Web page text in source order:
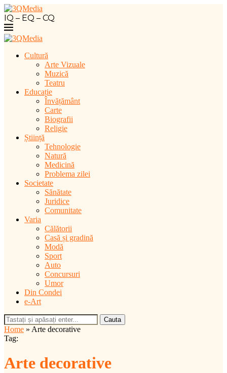
IQ – EQ – CQ
Cultură
Arte Vizuale
Muzică
Teatru
Educație
Învățământ
Carte
Biografii
Religie
Știință
Tehnologie
Natură
Medicină
Problema zilei
Societate
Sănătate
Juridice
Comunitate
Varia
Călătorii
Casă și gradină
Modă
Sport
Auto
Concursuri
Umor
Din Condei
e-Art
Cauta
Home » Arte decorative
Tag:
Arte decorative